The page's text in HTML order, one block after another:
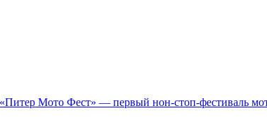
Мото Фест» — первый нон-стоп-фестиваль